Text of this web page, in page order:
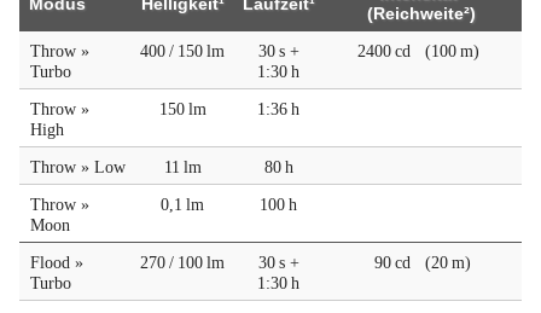
Modus Helligkeit¹ Laufzeit¹
(Reichweite²)
Throw »
Turbo
400 / 150 lm
30 s +
1:30 h
2400 cd (100 m)
Throw »
High
150 lm 1:36 h
Throw » Low 11 lm
80 h
Throw »
Moon
0,1 lm 100 h
Flood »
Turbo
270 / 100 lm
30 s +
1:30 h
90 cd (20 m)